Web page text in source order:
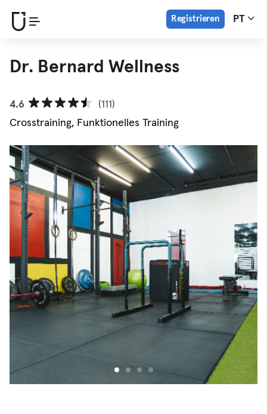
Registrieren PT
Dr. Bernard Wellness
4.6
(111)
Crosstraining, Funktionelles Training